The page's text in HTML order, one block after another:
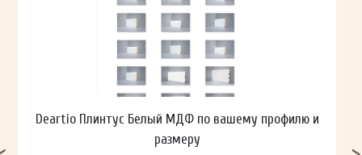
Deartio Плинтус Белый МДФ по вашему профилю и
размеру